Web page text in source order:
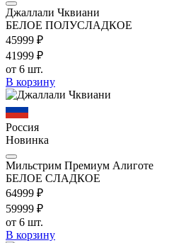
Джаллали Чквиани
БЕЛОЕ ПОЛУСЛАДКОЕ
45999 ₽
41999 ₽
от 6 шт.
В корзину
Россия
Новинка
Мильстрим Премиум Алиготе
БЕЛОЕ СЛАДКОЕ
64999 ₽
59999 ₽
от 6 шт.
В корзину